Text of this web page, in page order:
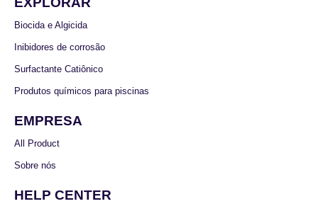
Biocida e Algicida
Inibidores de corrosão
Surfactante Catiônico
Produtos químicos para piscinas
EMPRESA
All Product
Sobre nós
HELP CENTER